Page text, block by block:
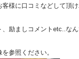
様に口コミなどして頂
励ましコメントetc..なん
参照ください。